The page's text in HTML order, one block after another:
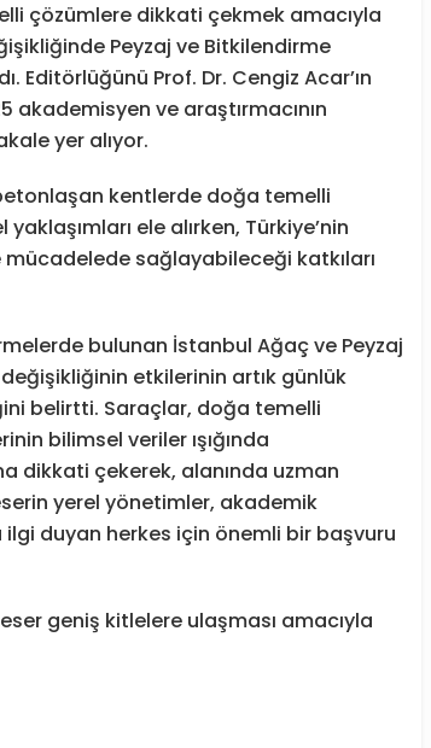
çözümlere dikkati çekmek amacıyla
Peyzaj ve Bitkilendirme
Editörlüğünü Prof. Dr. Cengiz Acar’ın
ve araştırmacının
yer alıyor.
kentlerde doğa temelli
ele alırken, Türkiye’nin
sağlayabileceği katkıları
bulunan İstanbul Ağaç ve Peyzaj
etkilerinin artık günlük
belirtti. Saraçlar, doğa temelli
bilimsel veriler ışığında
dikkati çekerek, alanında uzman
yerel yönetimler, akademik
duyan herkes için önemli bir başvuru
geniş kitlelere ulaşması amacıyla